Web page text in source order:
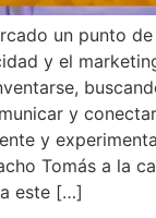
un punto
y el
y
y
Tomás a la
este […]